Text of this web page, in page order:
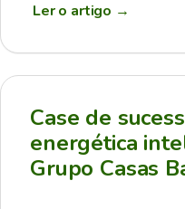
Ler o artigo →
Case de
energética
Grupo Casas